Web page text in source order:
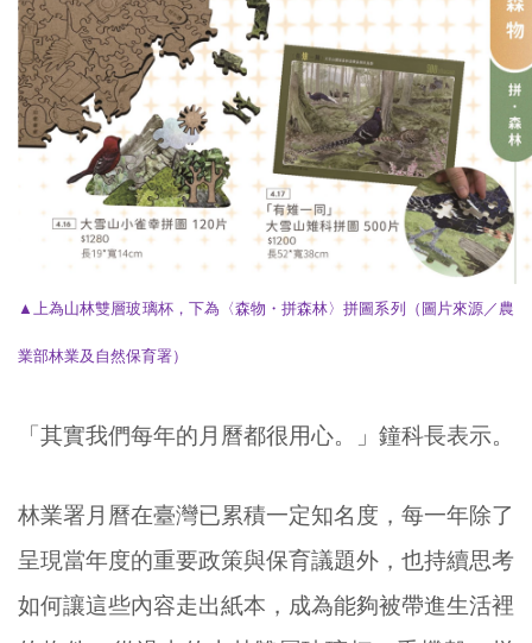
▲上為山林雙層玻璃杯，下為〈森物・拼森林〉拼圖系列 （圖片來源／農
業部林業及自然保育署）
「其實我們每年的月曆都很用心。」鐘科長表示。
林業署月曆在臺灣已累積一定知名度，每一年除了
呈現當年度的重要政策與保育議題外，也持續思考
如何讓這些內容走出紙本，成為能夠被帶進生活裡